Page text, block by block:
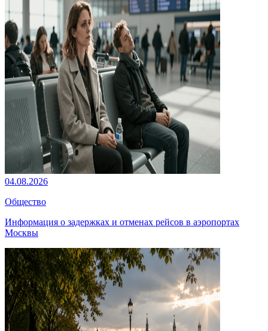
04.08.2026
Общество
Информация о задержках и отменах рейсов в аэропортах
Москвы